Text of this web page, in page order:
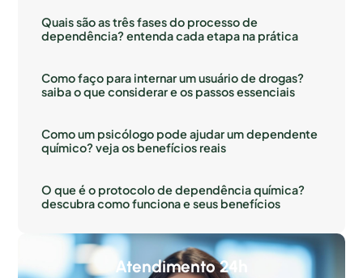
Quais são as três fases do processo de
dependência? entenda cada etapa na prática
Como faço para internar um usuário de drogas?
saiba o que considerar e os passos essenciais
Como um psicólogo pode ajudar um dependente
químico? veja os benefícios reais
O que é o protocolo de dependência química?
descubra como funciona e seus benefícios
Atendimento 24h